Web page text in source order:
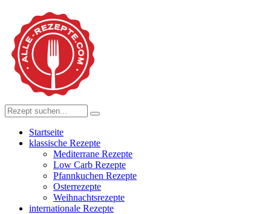
Startseite
klassische Rezepte
Mediterrane Rezepte
Low Carb Rezepte
Pfannkuchen Rezepte
Osterrezepte
Weihnachtsrezepte
internationale Rezepte